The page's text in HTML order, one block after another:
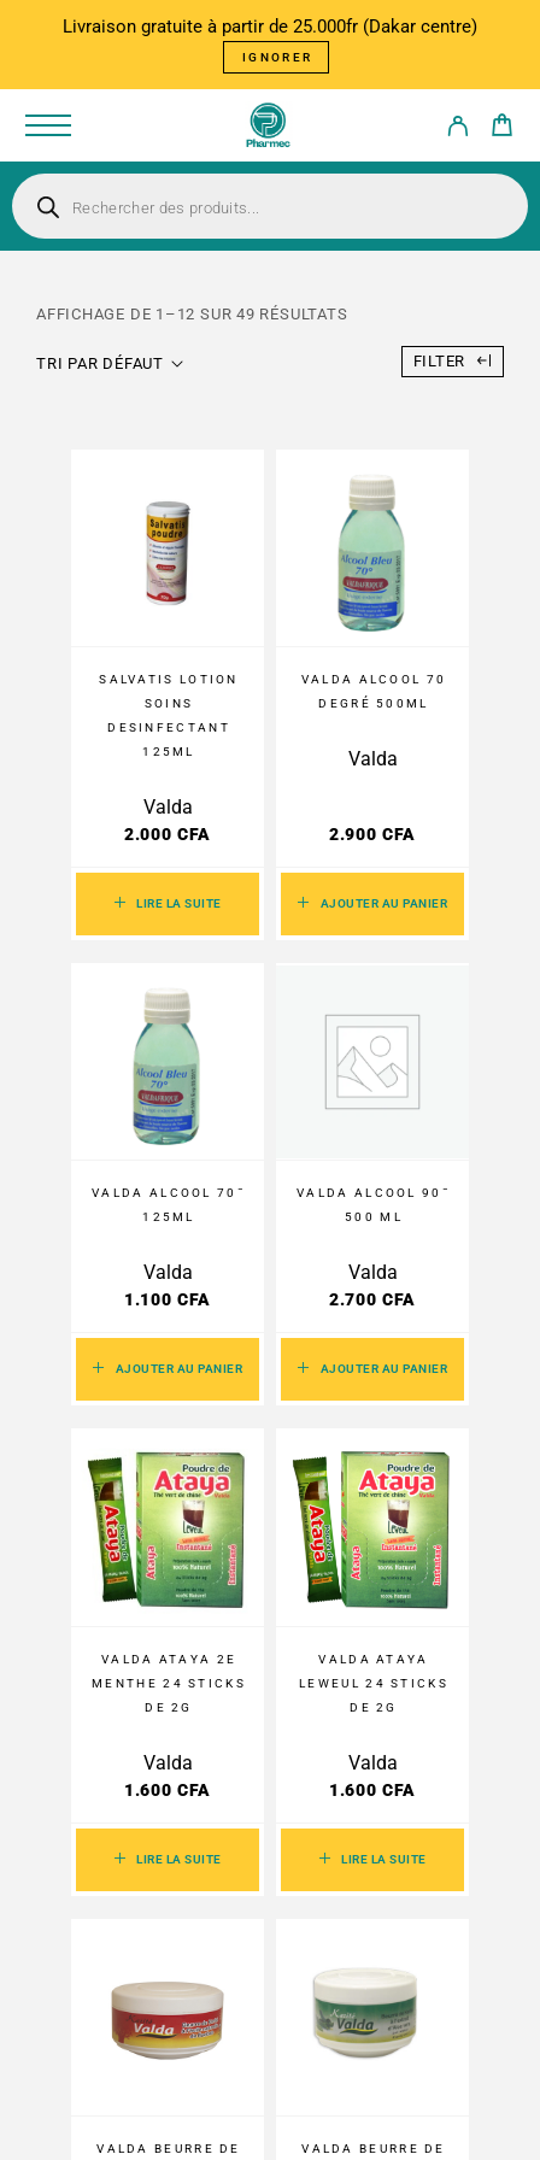
Livraison gratuite à partir de 25.000fr (Dakar centre)
IGNORER
AFFICHAGE DE 1–12 SUR 49 RÉSULTATS
TRI PAR DÉFAUT FILTER
LIRE LA SUITE
SALVATIS LOTION
SOINS
DESINFECTANT
125ML
Valda
2.000 CFA
AJOUTER AU PANIER
VALDA ALCOOL 70
DEGRÉ 500ML
Valda
2.900 CFA
AJOUTER AU PANIER
VALDA ALCOOL 70¯
125ML
Valda
1.100 CFA
AJOUTER AU PANIER
VALDA ALCOOL 90¯
500 ML
Valda
2.700 CFA
LIRE LA SUITE
VALDA ATAYA 2E
MENTHE 24 STICKS
DE 2G
Valda
1.600 CFA
LIRE LA SUITE
VALDA ATAYA
LEWEUL 24 STICKS
DE 2G
Valda
1.600 CFA
VALDA BEURRE DE VALDA BEURRE DE